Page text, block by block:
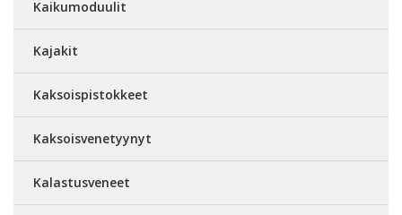
Kaikumoduulit
Kajakit
Kaksoispistokkeet
Kaksoisvenetyynyt
Kalastusveneet